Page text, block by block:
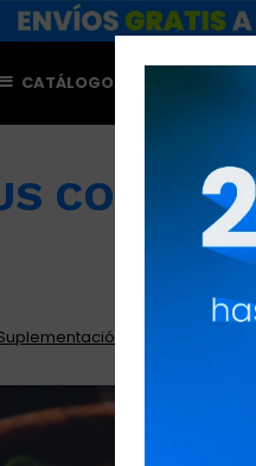
CATÁLOGO
COMIDAS